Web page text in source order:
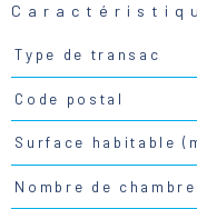
Caractéristiques Valeurs
Type de transac
Code postal
Surface habitable
Nombre de